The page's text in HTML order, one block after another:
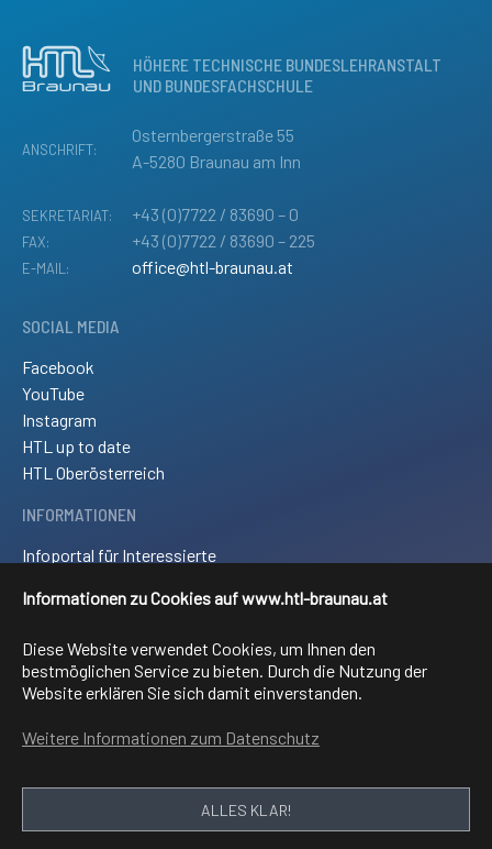
Informationen zu Cookies auf www.htl-braunau.at
Diese Website verwendet Cookies, um Ihnen den
bestmöglichen Service zu bieten. Durch die Nutzung der
Website erklären Sie sich damit einverstanden.
Weitere Informationen zum Datenschutz
ALLES KLAR!
HÖHERE TECHNISCHE BUNDESLEHRANSTALT
UND BUNDESFACHSCHULE
ANSCHRIFT:
Osternbergerstraße 55
A-5280 Braunau am Inn
SEKRETARIAT: +43 (0)7722 / 83690 – 0
FAX: +43 (0)7722 / 83690 – 225
E-MAIL: office@htl-braunau.at
SOCIAL MEDIA
Facebook
YouTube
Instagram
HTL up to date
HTL Oberösterreich
INFORMATIONEN
Infoportal für Interessierte
Downloads
Sitemap
FACHRICHTUNGEN
Elektronik und technische Informatik
Informationstechnologie